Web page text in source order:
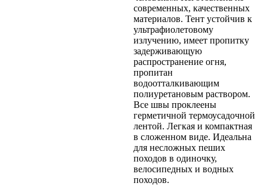
современных, качественных
материалов. Тент устойчив к
ультрафиолетовому
излучению, имеет пропитку
задерживающую
распространение огня,
пропитан
водоотталкивающим
полиуретановым раствором.
Все швы проклеены
герметичной термоусадочной
лентой. Легкая и компактная
в сложенном виде. Идеальна
для несложных пеших
походов в одиночку,
велосипедных и водных
походов.